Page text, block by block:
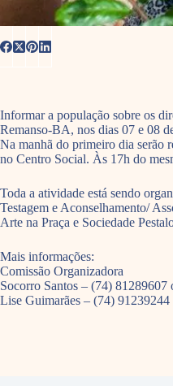
Informar a população sobre os
Remanso-BA, nos dias 07 e 08
Na manhã do primeiro dia serão
no Centro Social. Às 17h do
Toda a atividade está sendo
Testagem e Aconselhamento/
Arte na Praça e Sociedade
Mais informações:
Comissão Organizadora
Socorro Santos – (74) 81289607
Lise Guimarães – (74)